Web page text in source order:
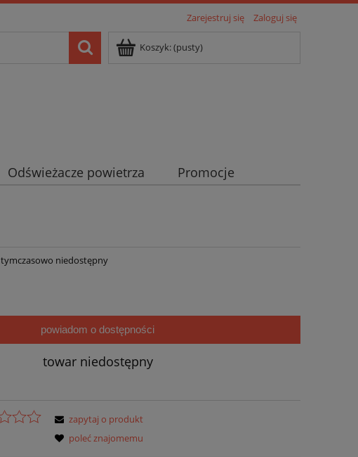
Zarejestruj się Zaloguj się
Koszyk:(pusty)
Odświeżacze powietrza Promocje
tymczasowo niedostępny
powiadom o dostępności
towar niedostępny
zapytaj o produkt
poleć znajomemu